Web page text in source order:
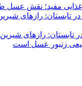
غذایی مفید؛ نقش عسل
تابستان: رازهای
تابستان: رازهای
زنبور عسل است